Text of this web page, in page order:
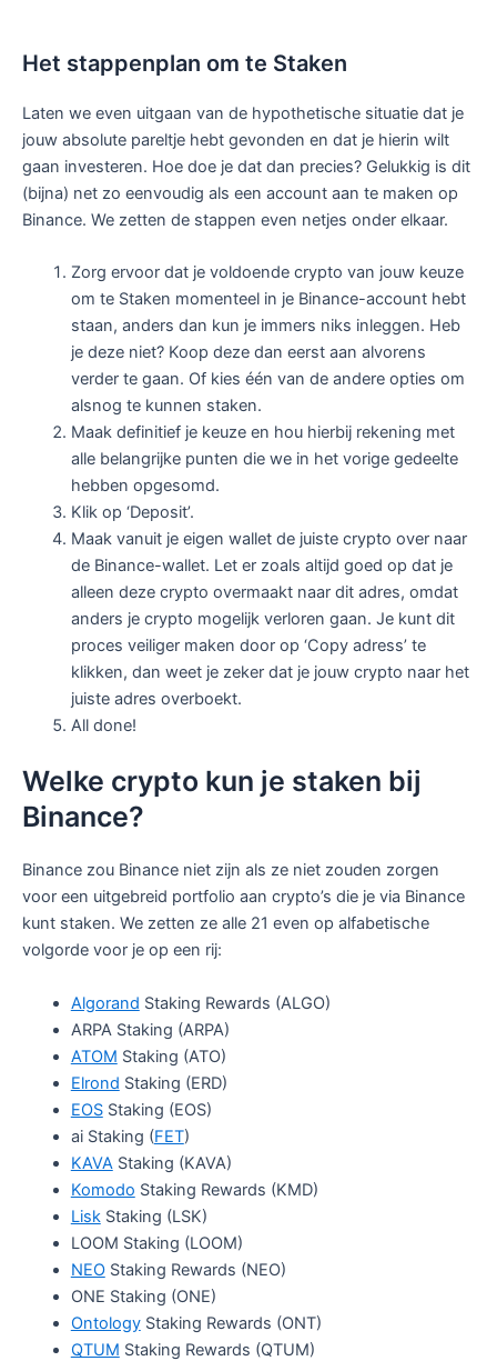
Het stappenplan om te Staken
Laten we even uitgaan van de hypothetische situatie dat je
jouw absolute pareltje hebt gevonden en dat je hierin wilt
gaan investeren. Hoe doe je dat dan precies? Gelukkig is dit
(bijna) net zo eenvoudig als een account aan te maken op
Binance. We zetten de stappen even netjes onder elkaar.
Zorg ervoor dat je voldoende crypto van jouw keuze
om te Staken momenteel in je Binance-account hebt
staan, anders dan kun je immers niks inleggen. Heb
je deze niet? Koop deze dan eerst aan alvorens
verder te gaan. Of kies één van de andere opties om
alsnog te kunnen staken.
Maak definitief je keuze en hou hierbij rekening met
alle belangrijke punten die we in het vorige gedeelte
hebben opgesomd.
Klik op ‘Deposit’.
Maak vanuit je eigen wallet de juiste crypto over naar
de Binance-wallet. Let er zoals altijd goed op dat je
alleen deze crypto overmaakt naar dit adres, omdat
anders je crypto mogelijk verloren gaan. Je kunt dit
proces veiliger maken door op ‘Copy adress’ te
klikken, dan weet je zeker dat je jouw crypto naar het
juiste adres overboekt.
All done!
Welke crypto kun je staken bij
Binance?
Binance zou Binance niet zijn als ze niet zouden zorgen
voor een uitgebreid portfolio aan crypto’s die je via Binance
kunt staken. We zetten ze alle 21 even op alfabetische
volgorde voor je op een rij:
Algorand Staking Rewards (ALGO)
ARPA Staking (ARPA)
ATOM Staking (ATO)
Elrond Staking (ERD)
EOSStaking (EOS)
ai Staking (FET)
KAVA Staking (KAVA)
Komodo Staking Rewards (KMD)
LiskStaking (LSK)
LOOM Staking (LOOM)
NEOStaking Rewards (NEO)
ONE Staking (ONE)
OntologyStaking Rewards (ONT)
QTUM Staking Rewards (QTUM)